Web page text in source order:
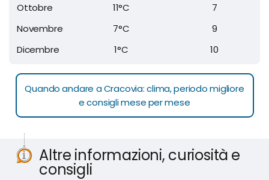
Ottobre
11°C
7
Novembre
7°C
9
Dicembre
1°C 10
Quando andare a Cracovia: clima, periodo migliore
e consigli mese per mese
Altre informazioni, curiosità e
consigli